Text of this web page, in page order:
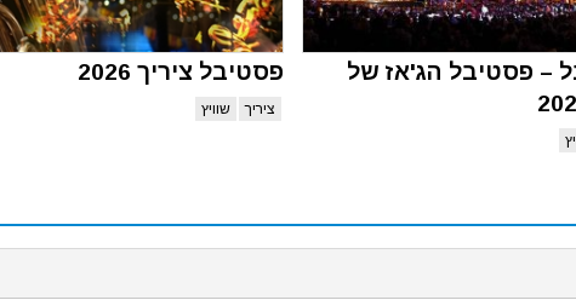
– פסטיבל הג'אז של
פסטיבל ציריך 2026
ציריך שוויץ